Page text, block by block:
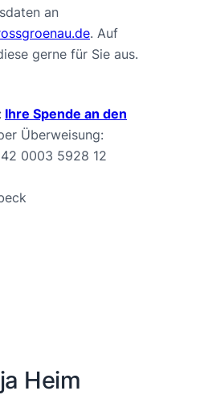
an
. Auf
gerne für Sie aus.
Ihre Spende an den
Überweisung:
0003 5928 12
Heim